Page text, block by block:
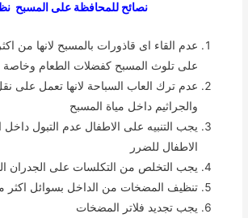
نصائح للمحافظة على المسبح
عدم القاء اى قاذورات بالمسبح لانها من
على تلوث المسبح كفضلات الطعام وخاصة
عدم ترك العاب السباحة لانها تعمل على
والجراثيم داخل مياة المسبح
يجب التنبيه على الاطفال عدم التبول
الاطفال للضرر
يجب التخلص من التكلسات على الجدران
تنظيف المضخات من الداخل بسوائل اكثر
يجب تجديد فلاتر المضخات